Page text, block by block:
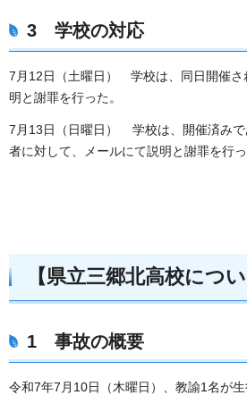
3 学校の対応
7月12日（土曜日） 学校は、同日開催さ
明と謝罪を行った。
7月13日（日曜日） 学校は、開催済みで
者に対して、メールにて説明と謝罪を行っ
【県立三郷北高校につい
1 事故の概要
令和7年7月10日（木曜日）、教諭1名が